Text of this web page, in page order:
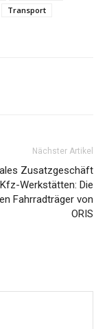
Transport
Nächster Artikel
Zusatzgeschäft
Werkstätten: Die
Fahrradträger von
ORIS